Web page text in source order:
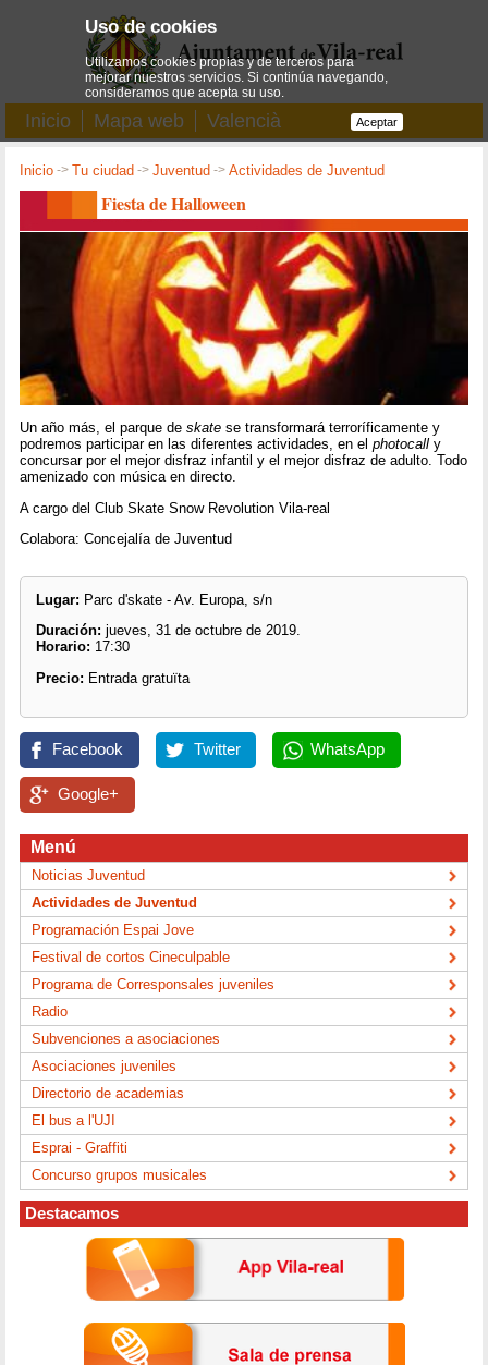
Inicio Mapa web Valencià
Inicio ->Tu ciudad ->Juventud ->Actividades de Juventud
Fiesta de Halloween
Un año más, el parque deskate se transformará terroríficamente y
podremos participar en las diferentes actividades, en elphotocall y
concursar por el mejor disfraz infantil y el mejor disfraz de adulto. Todo
amenizado con música en directo.
A cargo del Club Skate Snow Revolution Vila-real
Colabora: Concejalía de Juventud
Lugar: Parc d'skate - Av. Europa, s/n
Duración: jueves, 31 de octubre de 2019.
Horario: 17:30
Precio: Entrada gratuïta
Facebook Twitter WhatsApp
Google+
Menú
Noticias Juventud
Actividades de Juventud
Programación Espai Jove
Festival de cortos Cineculpable
Programa de Corresponsales juveniles
Radio
Subvenciones a asociaciones
Asociaciones juveniles
Directorio de academias
El bus a l'UJI
Esprai - Graffiti
Concurso grupos musicales
Destacamos
Uso de cookies
Utilizamos cookies propias y de terceros para
mejorar nuestros servicios. Si continúa navegando,
consideramos que acepta su uso.
Aceptar